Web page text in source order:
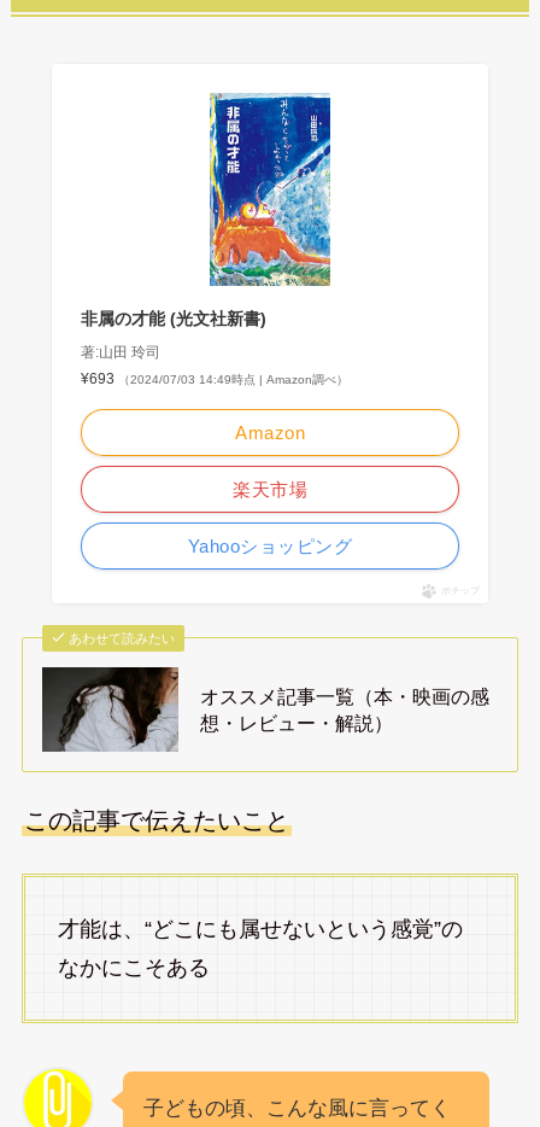
非属の才能 (光文社新書)
著:山田 玲司
¥693
（2024/07/03 14:49時点 | Amazon調べ）
Amazon
楽天市場
Yahooショッピング
ポチップ
あわせて読みたい
オススメ記事一覧（本・映画の感
想・レビュー・解説）
この記事で伝えたいこと
才能は、“どこにも属せないという感覚”の
なかにこそある
子どもの頃、こんな風に言ってく